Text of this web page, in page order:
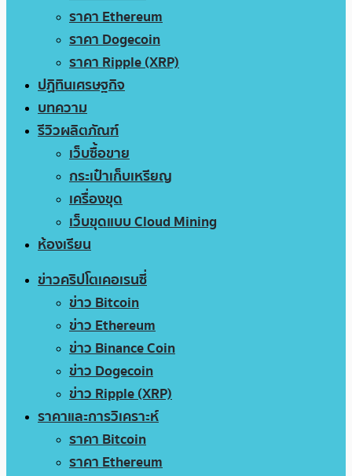
ราคา Ethereum
ราคา Dogecoin
ราคา Ripple (XRP)
ปฏิทินเศรษฐกิจ
บทความ
รีวิวผลิตภัณฑ์
เว็บซื้อขาย
กระเป๋าเก็บเหรียญ
เครื่องขุด
เว็บขุดแบบ Cloud Mining
ห้องเรียน
ข่าวคริปโตเคอเรนซี่
ข่าว Bitcoin
ข่าว Ethereum
ข่าว Binance Coin
ข่าว Dogecoin
ข่าว Ripple (XRP)
ราคาและการวิเคราะห์
ราคา Bitcoin
ราคา Ethereum